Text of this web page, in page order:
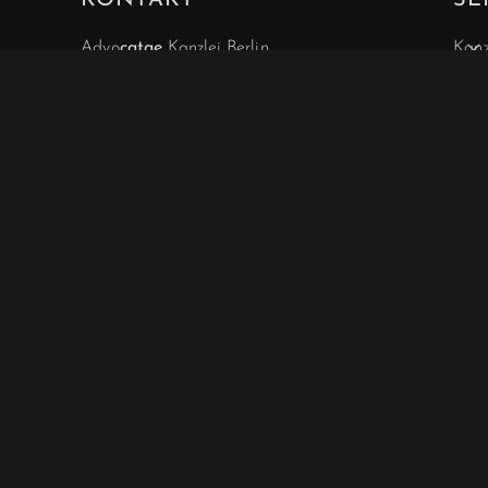
AdvocataeKanzlei Berlin